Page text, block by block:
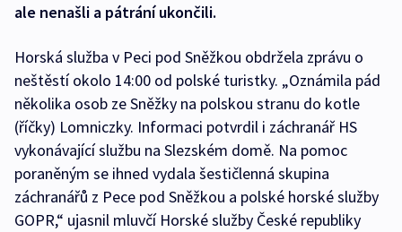
ale nenašli a pátrání ukončili.
Horská služba v Peci pod Sněžkou obdržela zprávu o
neštěstí okolo 14:00 od polské turistky. „Oznámila pád
několika osob ze Sněžky na polskou stranu do kotle
(říčky) Lomniczky. Informaci potvrdil i záchranář HS
vykonávající službu na Slezském domě. Na pomoc
poraněným se ihned vydala šestičlenná skupina
záchranářů z Pece pod Sněžkou a polské horské služby
GOPR,“ ujasnil mluvčí Horské služby České republiky